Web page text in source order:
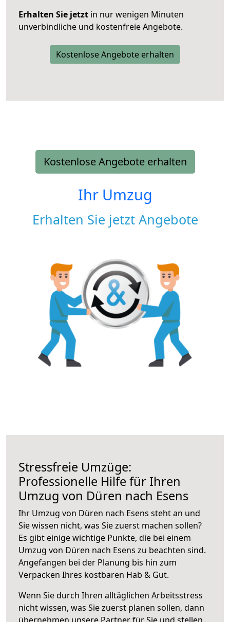
Erhalten Sie jetzt in nur wenigen Minuten
unverbindliche und kostenfreie Angebote.
Kostenlose Angebote erhalten
Kostenlose Angebote erhalten
Ihr Umzug
Erhalten Sie jetzt Angebote
Stressfreie Umzüge:
Professionelle Hilfe für Ihren
Umzug von Düren nach Esens
Ihr Umzug von Düren nach Esens steht an und
Sie wissen nicht, was Sie zuerst machen sollen?
Es gibt einige wichtige Punkte, die bei einem
Umzug von Düren nach Esens zu beachten sind.
Angefangen bei der Planung bis hin zum
Verpacken Ihres kostbaren Hab & Gut.
Wenn Sie durch Ihren alltäglichen Arbeitsstress
nicht wissen, was Sie zuerst planen sollen, dann